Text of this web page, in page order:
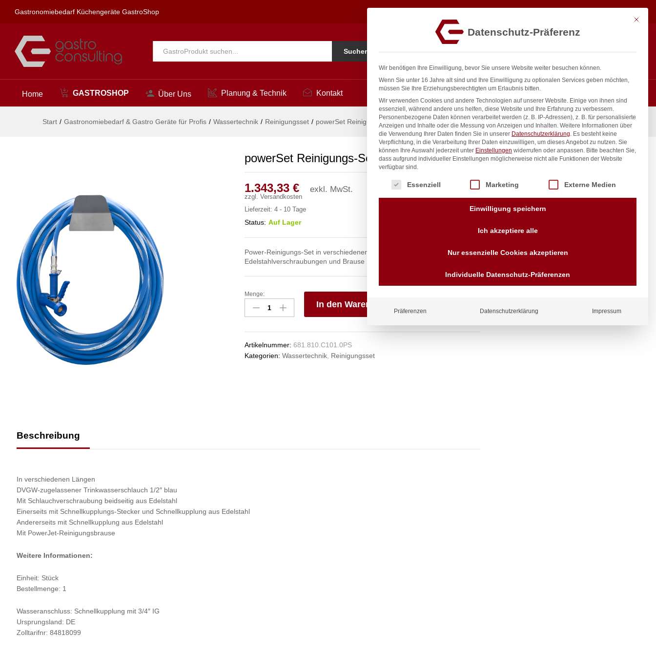
Gastronomiebedarf Küchengeräte GastroShop
Alle Suchen
Home GASTROSHOP Über Uns Planung & Technik Kontakt
Start / Gastronomiebedarf & Gastro Geräte für Profis / Wassertechnik / Reinigungsset / powerSet Reinigungs-Set 1/2″ Edelstahl
powerSet Reinigungs-Set 1/2″ Edelstahl
1.343,33 € exkl. MwSt.
zzgl. Versandkosten
Lieferzeit: 4 - 10 Tage
Status: Auf Lager
Power-Reinigungs-Set in verschiedenen Längen mit Schlauch 1/2″,
Edelstahlverschraubungen und Brause
powerSet
Reinigungs-
Set
Anzahl
Menge:
In den Warenkorb
Artikelnummer: 681.810.C101.0PS
Kategorien: Wassertechnik, Reinigungsset
Beschreibung
In verschiedenen Längen
DVGW-zugelassener Trinkwasserschlauch 1/2″ blau
Mit Schlauchverschraubung beidseitig aus Edelstahl
Einerseits mit Schnellkupplungs-Stecker und Schnellkupplung aus Edelstahl
Andererseits mit Schnellkupplung aus Edelstahl
Mit PowerJet-Reinigungsbrause
Weitere Informationen:
Einheit: Stück
Bestellmenge: 1
Wasseranschluss: Schnellkupplung mit 3/4″ IG
Ursprungsland: DE
Zolltarifnr: 84818099
inkl. / exkl. MwSt.
Anfragen
Wir sind seit über 40 Jahren
für Sie da
Vorrauskasse Paypal,
Kreditkarte, Direkt
Beschreibung
1.343,33€ exkl. MwSt. In den Warenkorb
Mit
Datenschutz-Präferenz
Wir benötigen Ihre Einwilligung, bevor Sie unsere Website weiter besuchen können.
Wenn Sie unter 16 Jahre alt sind und Ihre Einwilligung zu optionalen Services geben möchten,
müssen Sie Ihre Erziehungsberechtigten um Erlaubnis bitten.
Wir verwenden Cookies und andere Technologien auf unserer Website. Einige von ihnen sind
essenziell, während andere uns helfen, diese Website und Ihre Erfahrung zu verbessern.
Personenbezogene Daten können verarbeitet werden (z. B. IP-Adressen), z. B. für personalisierte
Anzeigen und Inhalte oder die Messung von Anzeigen und Inhalten. Weitere Informationen über
die Verwendung Ihrer Daten finden Sie in unserer Datenschutzerklärung. Es besteht keine
Verpflichtung, in die Verarbeitung Ihrer Daten einzuwilligen, um dieses Angebot zu nutzen. Sie
können Ihre Auswahl jederzeit unter Einstellungen widerrufen oder anpassen. Bitte beachten Sie,
dass aufgrund individueller Einstellungen möglicherweise nicht alle Funktionen der Website
verfügbar sind.
Es folgt eine Liste der Service-Gruppen, für die eine Einwilligung erteilt werden kann.
Essenziell Marketing Externe Medien
Einwilligung speichern
Ich akzeptiere alle
Nur essenzielle Cookies akzeptieren
Individuelle Datenschutz-Präferenzen
Präferenzen Datenschutzerklärung Impressum